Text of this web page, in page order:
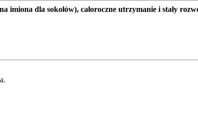
imiona dla sokołów), całoroczne utrzymanie i stały